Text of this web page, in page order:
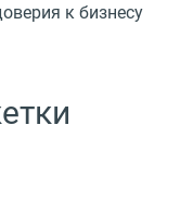
к бизнесу